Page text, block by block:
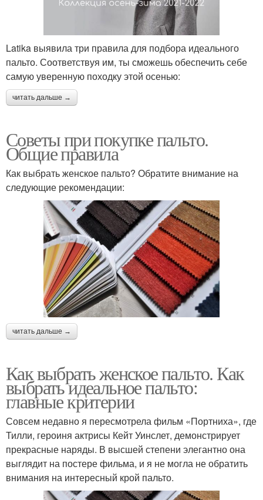
Latika выявила три правила для подбора идеального
пальто. Соответствуя им, ты сможешь обеспечить себе
самую уверенную походку этой осенью:
читать дальше →
Советы при покупке пальто.
Общие правила
Как выбрать женское пальто? Обратите внимание на
следующие рекомендации:
читать дальше →
Как выбрать женское пальто. Как
выбрать идеальное пальто:
главные критерии
Совсем недавно я пересмотрела фильм «Портниха», где
Тилли, героиня актрисы Кейт Уинслет, демонстрирует
прекрасные наряды. В высшей степени элегантно она
выглядит на постере фильма, и я не могла не обратить
внимания на интересный крой пальто.